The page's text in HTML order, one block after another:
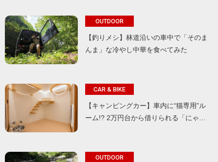
OUTDOOR
【釣りメシ】林道沿いの車中で「そのま
んま」な冷やし中華を食べてみた
CAR & BIKE
【キャンピングカー】車内に“猫専用”ル
ーム!? 2万円台から借りられる「にゃ…
OUTDOOR